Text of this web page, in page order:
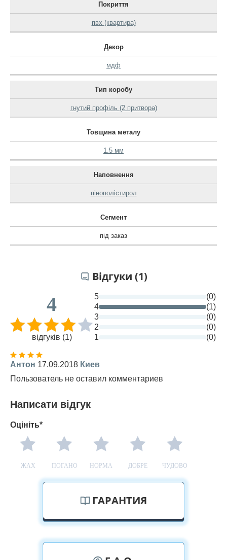
Покриття
пвх (квартира)
Декор
мдф
Тип коробу
гнутий профіль (2 притвора)
Товщина металу
1.5 мм
Наповнення
пінополістирол
Сегмент
під заказ
Відгуки (1)
4
відгуків (1)
5
(0)
4
(1)
3
(0)
2
(0)
1
(0)
Антон 17.09.2018 Киев
Пользователь не оставил комментариев
Написати відгук
Оцініть*
ЖАХ ПОГАНО НОРМА ДОБРЕ ЧУДОВО
ГАРАНТИЯ